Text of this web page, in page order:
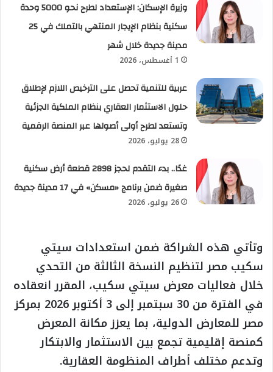
وزيرة الإسكان: الإستعداد لطرح نحو 5000 وحدة
سكنية بنظام الإيجار المنتهي بالتملك في 25
مدينة جديدة خلال شهر
1 أغسطس، 2026
عربية للتنمية تحصل على الترخيص اللازم لإطلاق
حلول الاستثمار العقاري بنظام الملكية الجزئية
وتستعد لطرح أولى أصولها عبر المنصة الرقمية
28 يوليو، 2026
غدًا.. بدء التقدم لحجز 2898 قطعة أرض سكنية
صغيرة ضمن برنامج «مسكن» في 17 مدينة جديدة
26 يوليو، 2026
وتأتي هذه الشراكة ضمن استعدادات سيتي
سكيب مصر لتنظيم النسخة الثالثة من التحدي
خلال فعاليات معرض سيتي سكيب، المقرر انعقاده
في الفترة من 30 سبتمبر إلى 3 أكتوبر 2026 بمركز
مصر للمعارض الدولية، بما يعزز مكانة المعرض
كمنصة إقليمية تجمع بين الاستثمار والابتكار
وتدعم مختلف أطراف المنظومة العقارية.